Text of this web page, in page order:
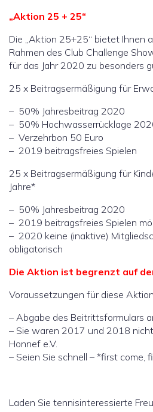
„Aktion 25 + 25“
Die „Aktion 25+25“ bietet Ihnen
Rahmen des Club Challenge
für das Jahr 2020 zu besonders
25 x Beitragsermäßigung für
– 50% Jahresbeitrag 2020
– 50% Hochwasserrücklage
– Verzehrbon 50 Euro
– 2019 beitragsfreies Spielen
25 x Beitragsermäßigung für
Jahre*
– 50% Jahresbeitrag 2020
– 2019 beitragsfreies Spielen
– 2020 keine (inaktive)
obligatorisch
Die Aktion ist begrenzt auf
Voraussetzungen für diese Aktion
– Abgabe des Beitrittsformulars
– Sie waren 2017 und 2018
Honnef e.V.
– Seien Sie schnell – *first come,
Laden Sie tennisinteressierte